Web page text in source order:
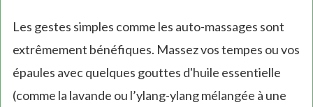
Les gestes simples comme les auto-massages sont
extrêmement bénéfiques. Massez vos tempes ou vos
épaules avec quelques gouttes d'huile essentielle
(comme la lavande ou l’ylang-ylang mélangée à une